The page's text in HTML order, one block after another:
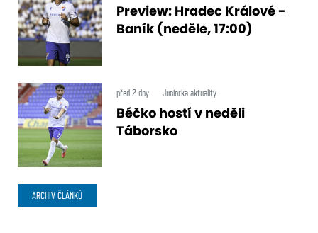
Preview: Hradec Králové -
Baník (neděle, 17:00)
před 2 dny Juniorka aktuality
Béčko hostí v neděli
Táborsko
ARCHIV ČLÁNKŮ